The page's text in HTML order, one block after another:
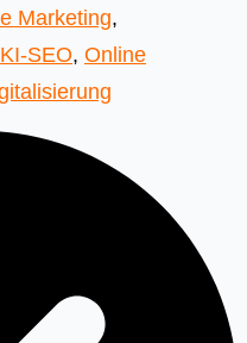
Marketing,
KI-SEO, Online